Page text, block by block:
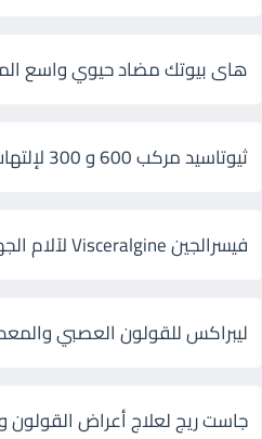
هاى بيوتك مضاد حيوي واسع
ثيوتاسيد مركب 600 و 300 لإلتهاب الأعصاب
فيسرالجين Visceralgine لآلام الجهاز الهضمى
ليبراكس للقولون العصبي
جاست ريج لعلاج أعراض القولون